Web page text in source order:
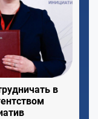
в